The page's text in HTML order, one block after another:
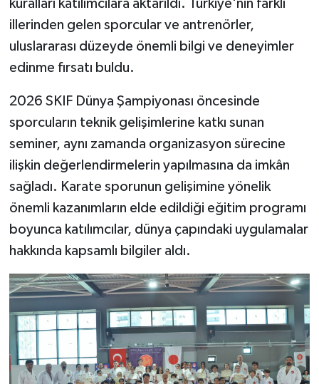
kuralları katılımcılara aktarıldı. Türkiye'nin farklı
illerinden gelen sporcular ve antrenörler,
uluslararası düzeyde önemli bilgi ve deneyimler
edinme fırsatı buldu.
2026 SKIF Dünya Şampiyonası öncesinde
sporcuların teknik gelişimlerine katkı sunan
seminer, aynı zamanda organizasyon sürecine
ilişkin değerlendirmelerin yapılmasına da imkân
sağladı. Karate sporunun gelişimine yönelik
önemli kazanımların elde edildiği eğitim programı
boyunca katılımcılar, dünya çapındaki uygulamalar
hakkında kapsamlı bilgiler aldı.